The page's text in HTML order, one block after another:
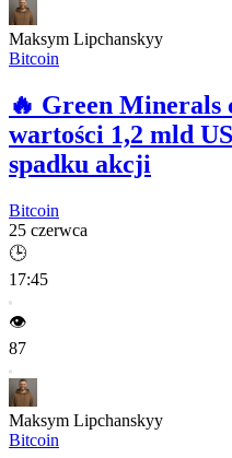
Maksym Lipchanskyy
Bitcoin
🔥 Green Minerals
wartości 1,2 mld
spadku akcji
Bitcoin
25 czerwca
🕒
17:45
👁️
87
Maksym Lipchanskyy
Bitcoin